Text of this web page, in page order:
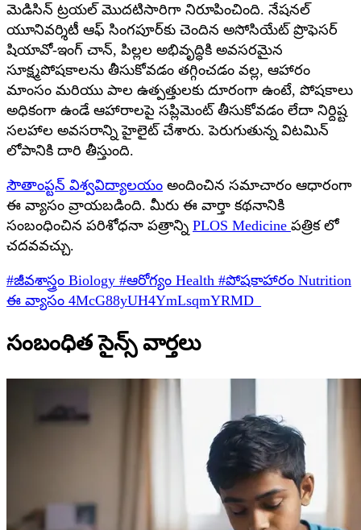
మెడిసిన్ ట్రయల్ మొదటిసారిగా నిరూపించింది. నేషనల్
యూనివర్శిటీ ఆఫ్ సింగపూర్‌కు చెందిన అసోసియేట్ ప్రొఫెసర్
షియావో-ఇంగ్ చాన్, పిల్లల అభివృద్ధికి అవసరమైన
సూక్ష్మపోషకాలను తీసుకోవడం తగ్గించడం వల్ల, ఆహారం
మాంసం మరియు పాల ఉత్పత్తులకు దూరంగా ఉంటే, పోషకాలు
అధికంగా ఉండే ఆహారాలపై సప్లిమెంట్ తీసుకోవడం లేదా నిర్దిష్ట
సలహాల అవసరాన్ని హైలైట్ చేశారు. పెరుగుతున్న విటమిన్
లోపానికి దారి తీస్తుంది.
సౌతాంప్టన్ విశ్వవిద్యాలయం అందించిన సమాచారం ఆధారంగా
ఈ వ్యాసం వ్రాయబడింది. మీరు ఈ వార్తా కథనానికి
సంబంధించిన పరిశోధనా పత్రాన్ని PLOS Medicine పత్రిక లో
చదవవచ్చు.
#జీవశాస్త్రం Biology #ఆరోగ్యం Health #పోషకాహారం Nutrition
ఈ వ్యాసం 4McG88yUH4YmLsqmYRMD_
సంబంధిత సైన్స్ వార్తలు